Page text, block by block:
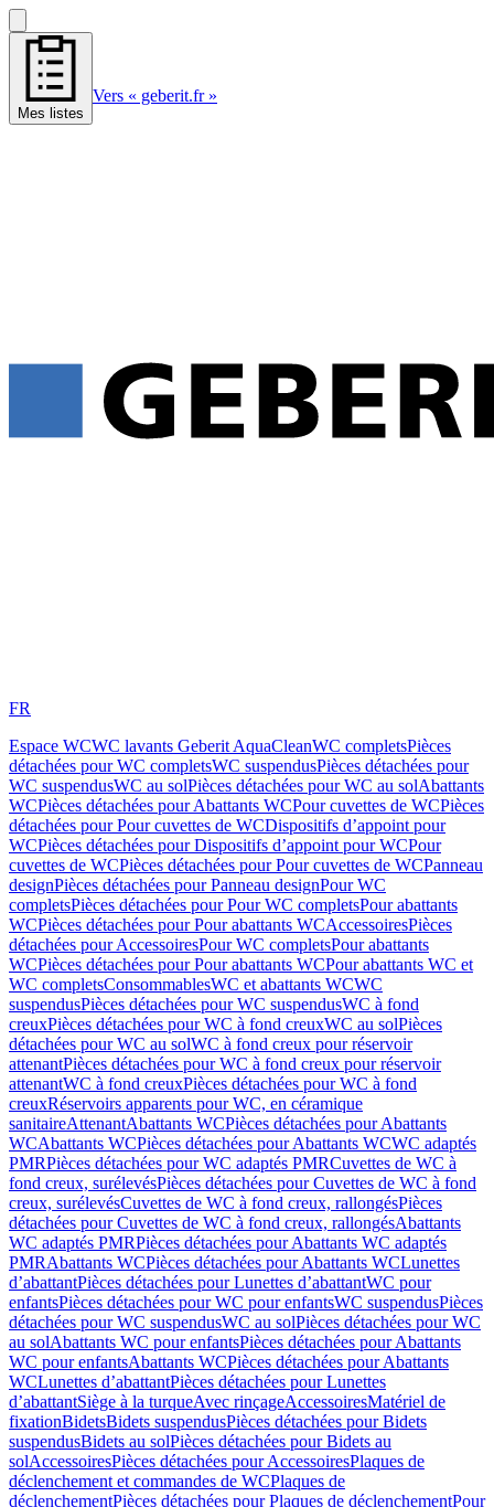
Mes listes
Vers « geberit.fr »
FR
Espace WCWC lavants Geberit AquaCleanWC completsPièces
détachées pour WC completsWC suspendusPièces détachées pour
WC suspendusWC au solPièces détachées pour WC au solAbattants
WCPièces détachées pour Abattants WCPour cuvettes de WCPièces
détachées pour Pour cuvettes de WCDispositifs d’appoint pour
WCPièces détachées pour Dispositifs d’appoint pour WCPour
cuvettes de WCPièces détachées pour Pour cuvettes de WCPanneau
designPièces détachées pour Panneau designPour WC
completsPièces détachées pour Pour WC completsPour abattants
WCPièces détachées pour Pour abattants WCAccessoiresPièces
détachées pour AccessoiresPour WC completsPour abattants
WCPièces détachées pour Pour abattants WCPour abattants WC et
WC completsConsommablesWC et abattants WCWC
suspendusPièces détachées pour WC suspendusWC à fond
creuxPièces détachées pour WC à fond creuxWC au solPièces
détachées pour WC au solWC à fond creux pour réservoir
attenantPièces détachées pour WC à fond creux pour réservoir
attenantWC à fond creuxPièces détachées pour WC à fond
creuxRéservoirs apparents pour WC, en céramique
sanitaireAttenantAbattants WCPièces détachées pour Abattants
WCAbattants WCPièces détachées pour Abattants WCWC adaptés
PMRPièces détachées pour WC adaptés PMRCuvettes de WC à
fond creux, surélevésPièces détachées pour Cuvettes de WC à fond
creux, surélevésCuvettes de WC à fond creux, rallongésPièces
détachées pour Cuvettes de WC à fond creux, rallongésAbattants
WC adaptés PMRPièces détachées pour Abattants WC adaptés
PMRAbattants WCPièces détachées pour Abattants WCLunettes
d’abattantPièces détachées pour Lunettes d’abattantWC pour
enfantsPièces détachées pour WC pour enfantsWC suspendusPièces
détachées pour WC suspendusWC au solPièces détachées pour WC
au solAbattants WC pour enfantsPièces détachées pour Abattants
WC pour enfantsAbattants WCPièces détachées pour Abattants
WCLunettes d’abattantPièces détachées pour Lunettes
d’abattantSiège à la turqueAvec rinçageAccessoiresMatériel de
fixationBidetsBidets suspendusPièces détachées pour Bidets
suspendusBidets au solPièces détachées pour Bidets au
solAccessoiresPièces détachées pour AccessoiresPlaques de
déclenchement et commandes de WCPlaques de
déclenchementPièces détachées pour Plaques de déclenchementPour